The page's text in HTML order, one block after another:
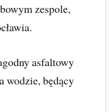
zespole,
asfaltowy
wodzie, będący